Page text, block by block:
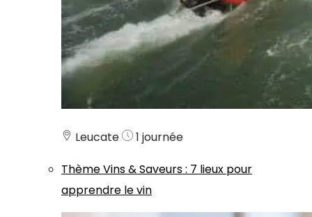
Leucate
1 journée
ThèmeVins & Saveurs: 7 lieux pour
apprendre le vin